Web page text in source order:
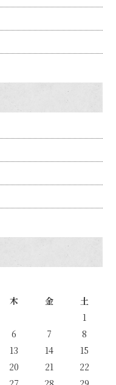
木 金
土
1
6 7
8
13 14
15
20 21
22